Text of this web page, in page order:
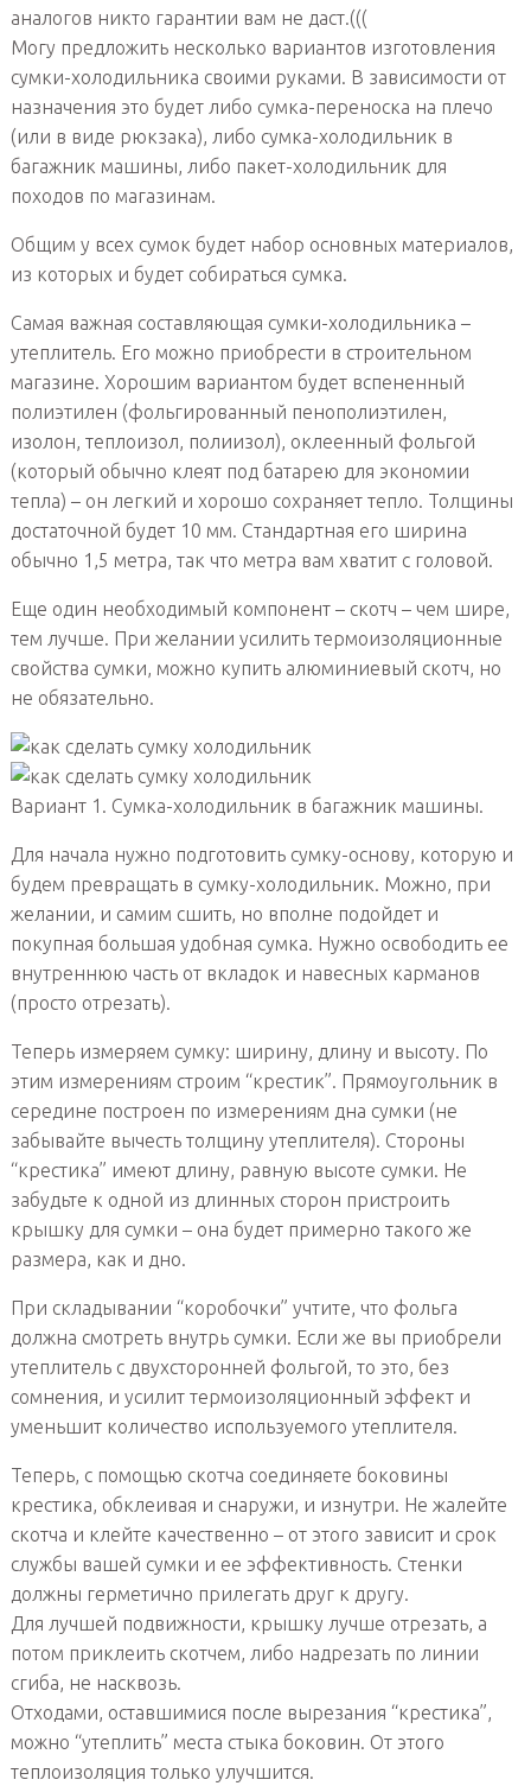
аналогов никто гарантии вам не даст.(((
Могу предложить несколько вариантов изготовления
сумки-холодильника своими руками. В зависимости от
назначения это будет либо сумка-переноска на плечо
(или в виде рюкзака), либо сумка-холодильник в
багажник машины, либо пакет-холодильник для
походов по магазинам.
Общим у всех сумок будет набор основных материалов,
из которых и будет собираться сумка.
Самая важная составляющая сумки-холодильника –
утеплитель. Его можно приобрести в строительном
магазине. Хорошим вариантом будет вспененный
полиэтилен (фольгированный пенополиэтилен,
изолон, теплоизол, полиизол), оклеенный фольгой
(который обычно клеят под батарею для экономии
тепла) – он легкий и хорошо сохраняет тепло. Толщины
достаточной будет 10 мм. Стандартная его ширина
обычно 1,5 метра, так что метра вам хватит с головой.
Еще один необходимый компонент – скотч – чем шире,
тем лучше. При желании усилить термоизоляционные
свойства сумки, можно купить алюминиевый скотч, но
не обязательно.
Вариант 1. Сумка-холодильник в багажник машины.
Для начала нужно подготовить сумку-основу, которую и
будем превращать в сумку-холодильник. Можно, при
желании, и самим сшить, но вполне подойдет и
покупная большая удобная сумка. Нужно освободить ее
внутреннюю часть от вкладок и навесных карманов
(просто отрезать).
Теперь измеряем сумку: ширину, длину и высоту. По
этим измерениям строим “крестик”. Прямоугольник в
середине построен по измерениям дна сумки (не
забывайте вычесть толщину утеплителя). Стороны
“крестика” имеют длину, равную высоте сумки. Не
забудьте к одной из длинных сторон пристроить
крышку для сумки – она будет примерно такого же
размера, как и дно.
При складывании “коробочки” учтите, что фольга
должна смотреть внутрь сумки. Если же вы приобрели
утеплитель с двухсторонней фольгой, то это, без
сомнения, и усилит термоизоляционный эффект и
уменьшит количество используемого утеплителя.
Теперь, с помощью скотча соединяете боковины
крестика, обклеивая и снаружи, и изнутри. Не жалейте
скотча и клейте качественно – от этого зависит и срок
службы вашей сумки и ее эффективность. Стенки
должны герметично прилегать друг к другу.
Для лучшей подвижности, крышку лучше отрезать, а
потом приклеить скотчем, либо надрезать по линии
сгиба, не насквозь.
Отходами, оставшимися после вырезания “крестика”,
можно “утеплить” места стыка боковин. От этого
теплоизоляция только улучшится.